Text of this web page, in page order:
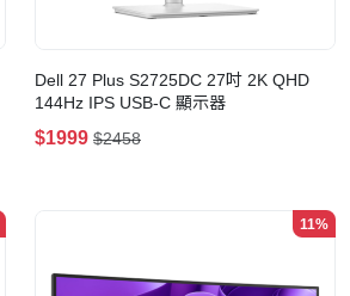
Dell 27 Plus S2725DC 27吋 2K QHD
144Hz IPS USB-C 顯示器
$1999 $2458
11%